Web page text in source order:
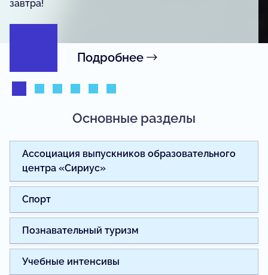
журналистики.
Подробнее
Основные разделы
Ассоциация выпускников образовательного
центра «Сириус»
Спорт
Познавательный туризм
Учебные интенсивы